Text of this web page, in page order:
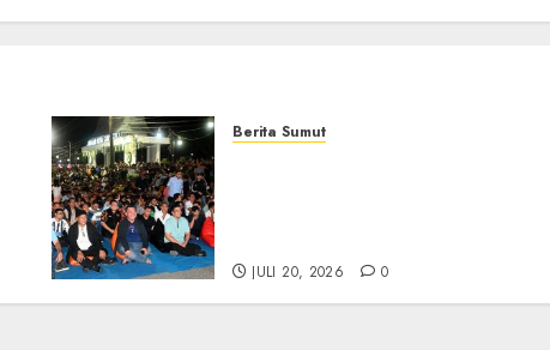
Berita Sumut
JULI 20, 2026 0